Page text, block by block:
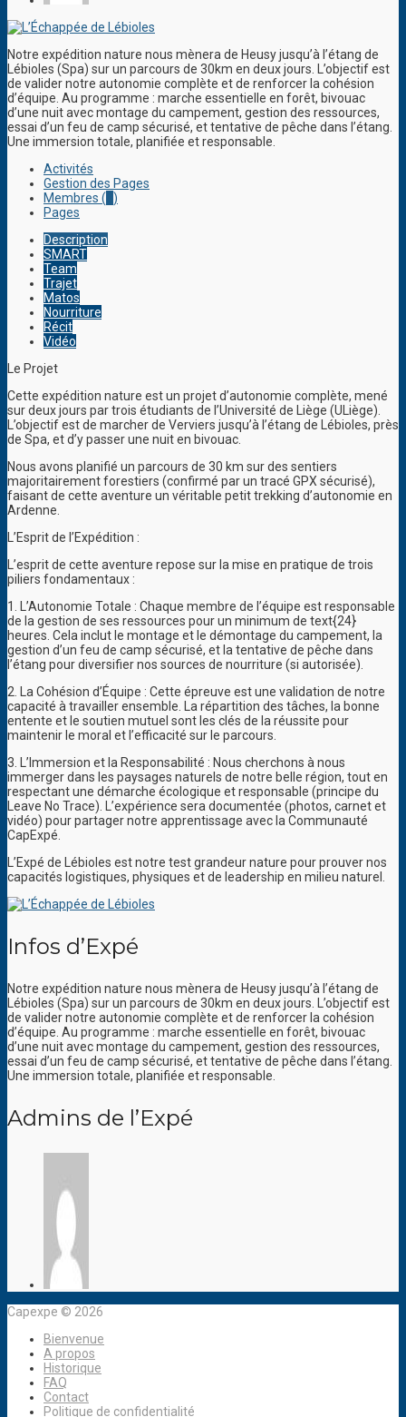
Notre expédition nature nous mènera de Heusy jusqu’à l’étang de
Lébioles (Spa) sur un parcours de 30km en deux jours. L’objectif est
de valider notre autonomie complète et de renforcer la cohésion
d’équipe. Au programme : marche essentielle en forêt, bivouac
d’une nuit avec montage du campement, gestion des ressources,
essai d’un feu de camp sécurisé, et tentative de pêche dans l’étang.
Une immersion totale, planifiée et responsable.
Activités
Gestion des Pages
Membres ( )
Pages
Description
SMART
Team
Trajet
Matos
Nourriture
Récit
Vidéo
Le Projet
Cette expédition nature est un projet d’autonomie complète, mené
sur deux jours par trois étudiants de l’Université de Liège (ULiège).
L’objectif est de marcher de Verviers jusqu’à l’étang de Lébioles, près
de Spa, et d’y passer une nuit en bivouac.
Nous avons planifié un parcours de 30 km sur des sentiers
majoritairement forestiers (confirmé par un tracé GPX sécurisé),
faisant de cette aventure un véritable petit trekking d’autonomie en
Ardenne.
L’Esprit de l’Expédition :
L’esprit de cette aventure repose sur la mise en pratique de trois
piliers fondamentaux :
1. L’Autonomie Totale : Chaque membre de l’équipe est responsable
de la gestion de ses ressources pour un minimum de text{24}
heures. Cela inclut le montage et le démontage du campement, la
gestion d’un feu de camp sécurisé, et la tentative de pêche dans
l’étang pour diversifier nos sources de nourriture (si autorisée).
2. La Cohésion d’Équipe : Cette épreuve est une validation de notre
capacité à travailler ensemble. La répartition des tâches, la bonne
entente et le soutien mutuel sont les clés de la réussite pour
maintenir le moral et l’efficacité sur le parcours.
3. L’Immersion et la Responsabilité : Nous cherchons à nous
immerger dans les paysages naturels de notre belle région, tout en
respectant une démarche écologique et responsable (principe du
Leave No Trace). L’expérience sera documentée (photos, carnet et
vidéo) pour partager notre apprentissage avec la Communauté
CapExpé.
L’Expé de Lébioles est notre test grandeur nature pour prouver nos
capacités logistiques, physiques et de leadership en milieu naturel.
Infos d’Expé
Notre expédition nature nous mènera de Heusy jusqu’à l’étang de
Lébioles (Spa) sur un parcours de 30km en deux jours. L’objectif est
de valider notre autonomie complète et de renforcer la cohésion
d’équipe. Au programme : marche essentielle en forêt, bivouac
d’une nuit avec montage du campement, gestion des ressources,
essai d’un feu de camp sécurisé, et tentative de pêche dans l’étang.
Une immersion totale, planifiée et responsable.
Admins de l’Expé
Capexpe © 2026
Bienvenue
A propos
Historique
FAQ
Contact
Politique de confidentialité